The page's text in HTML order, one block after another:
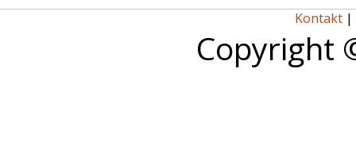
Kontakt |
Copyright